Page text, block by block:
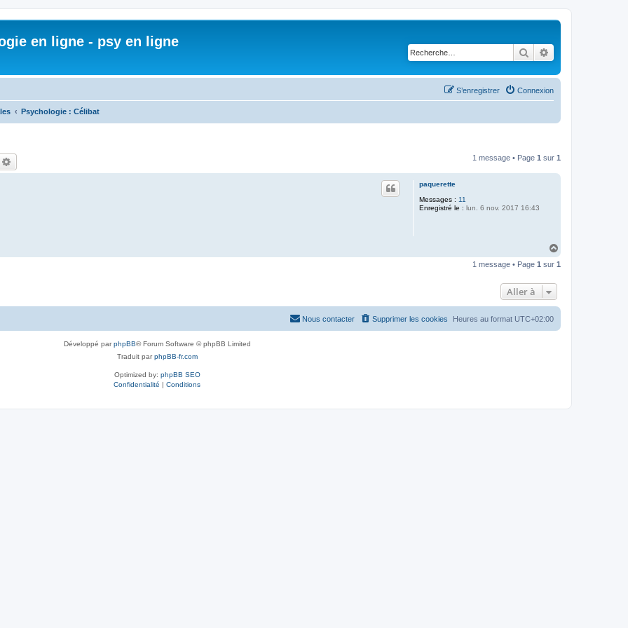
en ligne - psy en ligne
Rechercher
Connexion
S’enregistrer
Psychologie : Célibat
1 message • Page 1 sur 1
paquerette
Messages : 11
Enregistré le : lun. 6 nov. 2017 16:43
u
1 message • Page 1 sur 1
Aller à
Heures au format UTC+02:00
Supprimer les cookies
Nous contacter
Développé parphpBB® Forum Software © phpBB Limited
Traduit parphpBB-fr.com
Optimized by: phpBB SEO
Confidentialité | Conditions